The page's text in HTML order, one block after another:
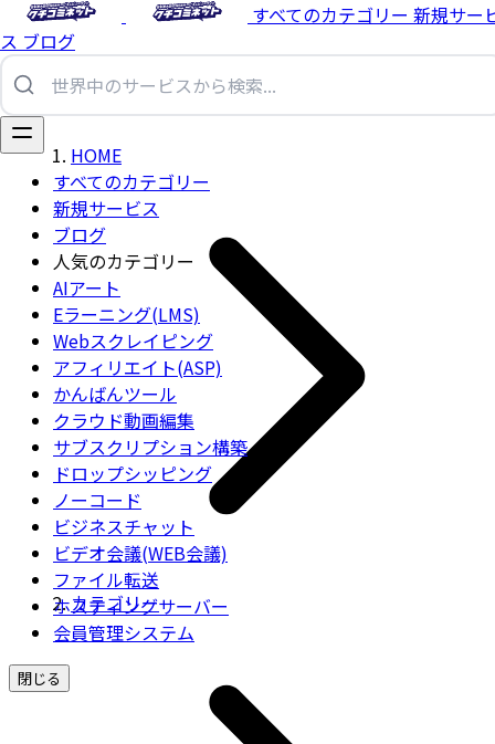
すべてのカテゴリー 新規サー
ス ブログ
すべてのカテゴリー
新規サービス
ブログ
人気のカテゴリー
AIアート
Eラーニング(LMS)
Webスクレイピング
アフィリエイト(ASP)
かんばんツール
クラウド動画編集
サブスクリプション構築
ドロップシッピング
ノーコード
ビジネスチャット
ビデオ会議(WEB会議)
ファイル転送
ホスティングサーバー
会員管理システム
閉じる
HOME
カテゴリー